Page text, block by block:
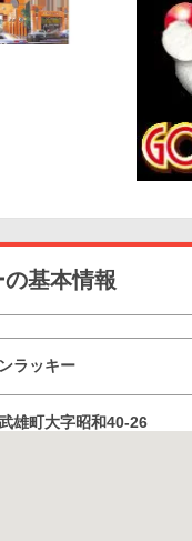
基本情報
ラッキー
雄町大字昭和40-26